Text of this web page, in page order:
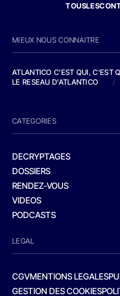
MIEUX NOUS CONNAITRE
ATLANTICO C'EST QUI, C'EST
LE RESEAU D'ATLANTICO
/
CATEGORIES
DECRYPTAGES
DOSSIERS
RENDEZ-VOUS
VIDEOS
PODCASTS
LEGAL
CGVMENTIONS LEGALES
GESTION DES COOKIES